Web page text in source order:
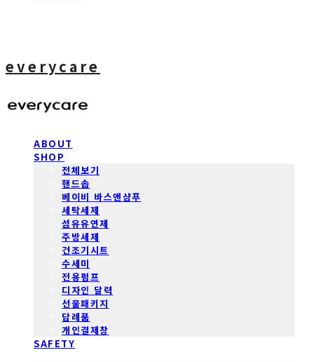
everycare
ABOUT
SHOP
전체보기
핸드솝
베이비 바스앤샴푸
세탁세제
섬유유연제
주방세제
건조기시트
수세미
전용펌프
디자인 달력
선물패키지
답례품
개인결제창
SAFETY